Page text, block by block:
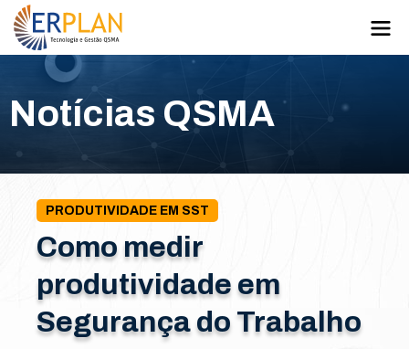
Notícias QSMA
PRODUTIVIDADE EM SST
Como medir
produtividade em
Segurança do Trabalho